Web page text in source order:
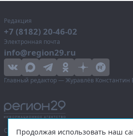
Редакция
+7 (8182) 20-46-02
Электронная почта
info@region29.ru
Главный редактор — Журавлёв Константин
Сетевое издание «Информационное
Продолжая использовать наш